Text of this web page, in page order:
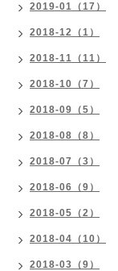
2019-01（17）
2018-12（1）
2018-11（11）
2018-10（7）
2018-09（5）
2018-08（8）
2018-07（3）
2018-06（9）
2018-05（2）
2018-04（10）
2018-03（9）